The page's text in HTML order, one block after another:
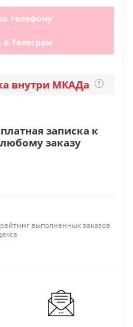
телефону
в Телеграм
внутри МКАДа ?
записка к
любому заказу
выполненных заказов